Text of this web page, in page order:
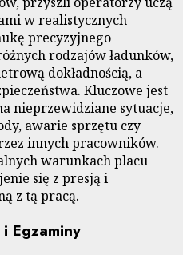
w realistycznych
precyzyjnego
rodzajów ładunków,
dokładnością, a
Kluczowe jest
nieprzewidziane sytuacje,
awarie sprzętu czy
innych pracowników.
warunkach placu
się z presją i
z tą pracą.
Egzaminy